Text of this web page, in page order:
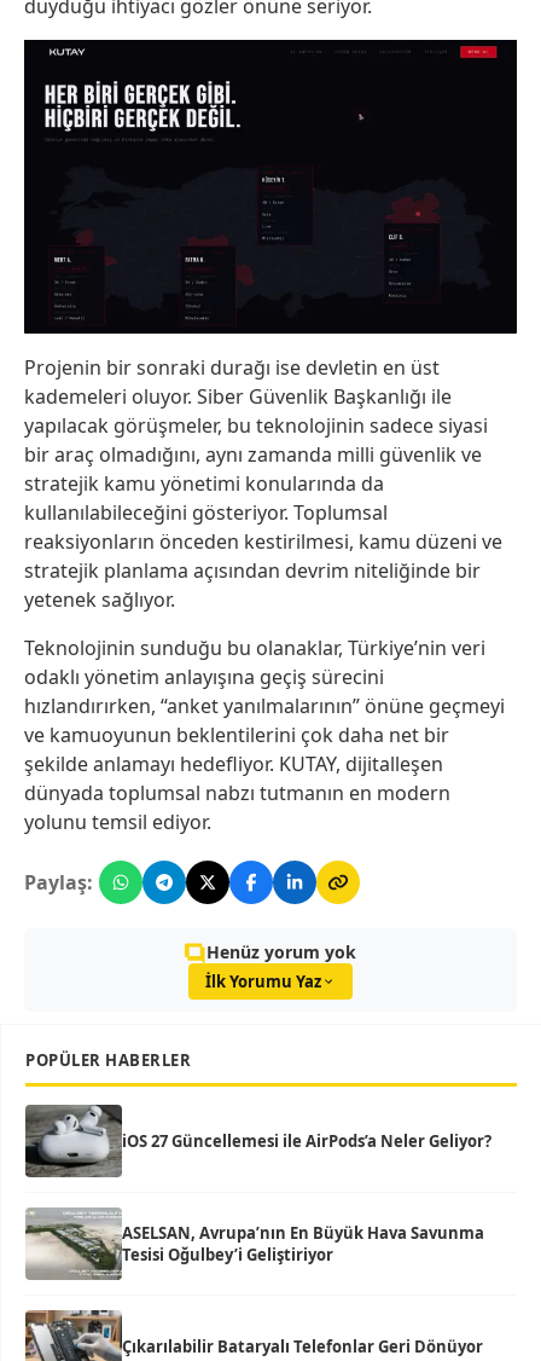
duyduğu ihtiyacı gözler önüne seriyor.
Projenin bir sonraki durağı ise devletin en üst
kademeleri oluyor. Siber Güvenlik Başkanlığı ile
yapılacak görüşmeler, bu teknolojinin sadece siyasi
bir araç olmadığını, aynı zamanda milli güvenlik ve
stratejik kamu yönetimi konularında da
kullanılabileceğini gösteriyor. Toplumsal
reaksiyonların önceden kestirilmesi, kamu düzeni ve
stratejik planlama açısından devrim niteliğinde bir
yetenek sağlıyor.
Teknolojinin sunduğu bu olanaklar, Türkiye’nin veri
odaklı yönetim anlayışına geçiş sürecini
hızlandırırken, “anket yanılmalarının” önüne geçmeyi
ve kamuoyunun beklentilerini çok daha net bir
şekilde anlamayı hedefliyor. KUTAY, dijitalleşen
dünyada toplumsal nabzı tutmanın en modern
yolunu temsil ediyor.
Paylaş:
Henüz yorum yok
İlk Yorumu Yaz
POPÜLER HABERLER
iOS 27 Güncellemesi ile AirPods’a Neler Geliyor?
ASELSAN, Avrupa’nın En Büyük Hava Savunma
Tesisi Oğulbey’i Geliştiriyor
Çıkarılabilir Bataryalı Telefonlar Geri Dönüyor